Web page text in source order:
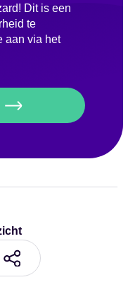
Dit is een
te
aan via het